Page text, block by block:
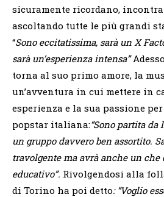
sicuramente ricordano,
ascoltando tutte le più grandi
“Sono eccitatissima, sarà un X
sarà un’esperienza intensa”
torna al suo primo amore, la
un’avventura in cui mettere in
esperienza e la sua passione
popstar italiana:“Sono partita da
un gruppo davvero ben assortito.
travolgente ma avrà anche un che
educativo”. Rivolgendosi alla
di Torino ha poi detto: “Voglio